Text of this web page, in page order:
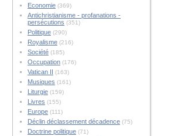
Economie(369)
Antichristianisme - profanations -
persécutions (351)
Politique(290)
Royalisme(216)
Société(185)
Occupation(176)
Vatican II (163)
Musiques (161)
Liturgie(159)
Livres (155)
Europe(111)
Déclin déclassement décadence(75)
Doctrine politique(71)